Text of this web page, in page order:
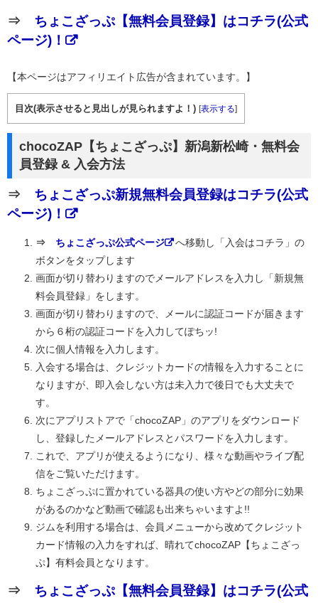
⇒ ちょこざっぷ【無料会員登録】はコチラ(公式
ページ)！
【本ページはアフィリエイト広告が含まれています。】
目次(表示させると見出しが見られますよ！) [表示する]
chocoZAP【ちょこざっぷ】新潟新松崎・無料会
員登録 & 入会方法
⇒ ちょこざっぷ新規無料会員登録はコチラ(公式
ページ)！
⇒ ちょこざっぷ公式ページ
へ移動し「入会はコチラ」の
ボタンをタップします
画面が切り替わりますのでメールアドレスを入力し「新規無
料会員登録」をします。
画面が切り替わりますので、メールに認証コードが届きます
から６桁の認証コードを入力してぽちッ!
次に個人情報を入力します。
入会する場合は、クレジットカードの情報を入力することに
なりますが、即入会しない方は未入力で後日でも大丈夫で
す。
次にアプリストアで「chocoZAP」のアプリをダウンロード
し、登録したメールアドレスとパスワードを入力します。
これで、アプリが使えるようになり、様々な動画やライブ配
信をご覧いただけます。
ちょこざっぷに置かれている器具の使い方やどの部分に効果
があるのかなど動画で確認も出来ちゃいますよ!!
ジムを利用する場合は、会員メニューから改めてクレジット
カード情報の入力をすれば、晴れてchocoZAP【ちょこざっ
ぷ】有料会員となります。
⇒ ちょこざっぷ【無料会員登録】はコチラ(公式